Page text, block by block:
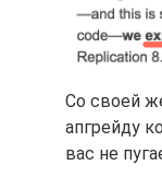
Со своей
апгрейду
вас не